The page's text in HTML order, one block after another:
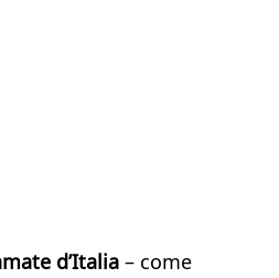
d’Italia – come